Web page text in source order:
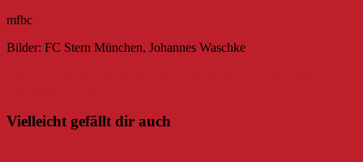
mfbc
Bilder: FC Stern München, Johannes Waschke
Vielleicht gefällt dir auch